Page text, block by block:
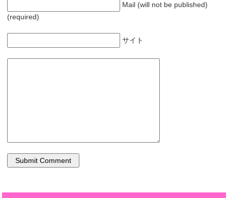
Mail (will not be published)
(required)
サイト